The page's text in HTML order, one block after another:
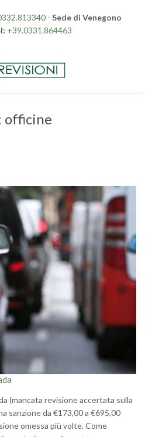
- Sede di Venegono
+39.0331.864463
officine
(mancata revisione accertata sulla
sanzione da €173,00 a €695,00
omessa più volte. Come